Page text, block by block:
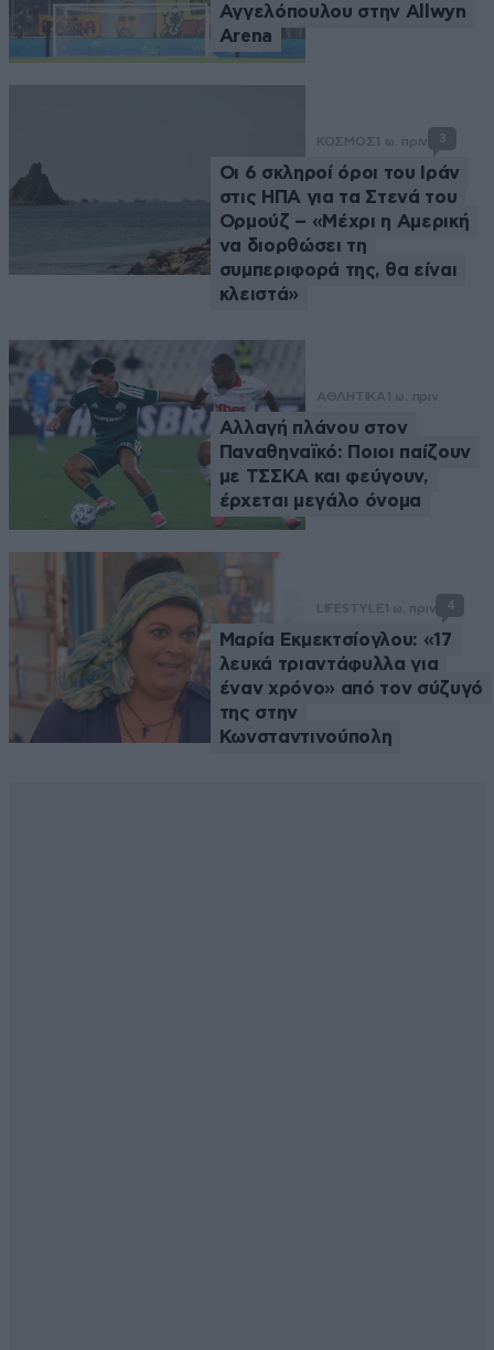
Αγγελόπουλου στην Allwyn
Arena
ΚΟΣΜΟΣ 1 ω. πριν 3
Οι 6 σκληροί όροι του Ιράν
στις ΗΠΑ για τα Στενά του
Ορμούζ – «Μέχρι η Αμερική
να διορθώσει τη
συμπεριφορά της, θα είναι
κλειστά»
ΑΘΛΗΤΙΚΑ 1 ω. πριν
Αλλαγή πλάνου στον
Παναθηναϊκό: Ποιοι παίζουν
με ΤΣΣΚΑ και φεύγουν,
έρχεται μεγάλο όνομα
LIFESTYLE 1 ω. πριν 4
Μαρία Εκμεκτσίογλου: «17
λευκά τριαντάφυλλα για
έναν χρόνο» από τον σύζυγό
της στην
Κωνσταντινούπολη